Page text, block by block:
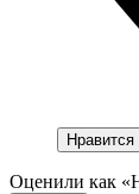
Нравится
Оценили как